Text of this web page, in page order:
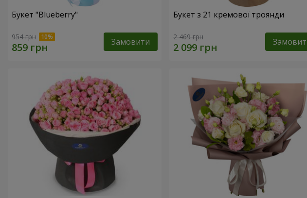
Букет "Blueberry"
954 грн Замовити
Букет з 21 кремової троянди
2 469 грн